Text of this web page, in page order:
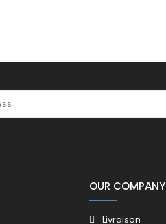
OUR COMPANY
Livraison